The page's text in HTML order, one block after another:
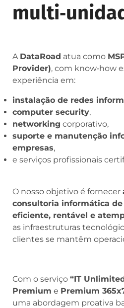
A DataRoad atua como
Provider), com know‑how
experiência em:
instalação de redes
computer security,
networking corporativo,
suporte e manutenção
empresas,
e serviços profissionais
O nosso objetivo é fornecer
consultoria informática
eficiente, rentável e
as infraestruturas
clientes se mantêm
Com o serviço “IT
Premium e Premium
uma abordagem proativa